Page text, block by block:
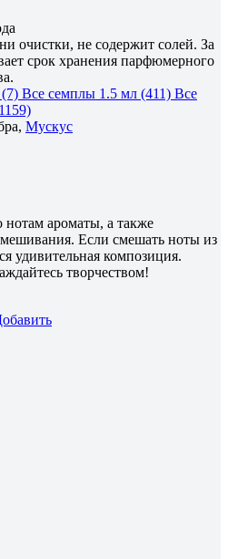
очистки, не содержит солей. За
срок хранения парфюмерного
Все семплы 1.5 мл (411) Все
Мускус
нотам ароматы, а также
Если смешать ноты из
удивительная композиция.
творчеством!